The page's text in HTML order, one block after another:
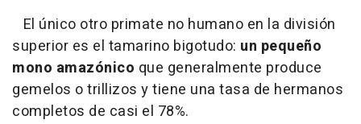
El único otro primate no humano en la división
superior es el tamarino bigotudo: un pequeño
mono amazónico que generalmente produce
gemelos o trillizos y tiene una tasa de hermanos
completos de casi el 78%.